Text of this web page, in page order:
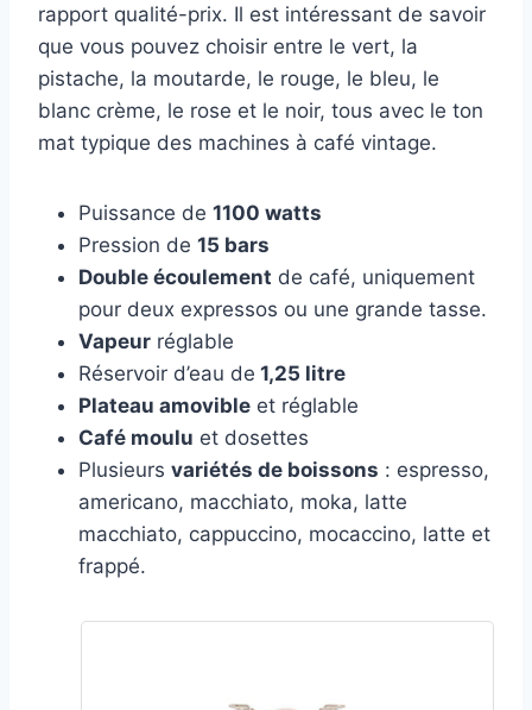
rapport qualité-prix. Il est intéressant de savoir
que vous pouvez choisir entre le vert, la
pistache, la moutarde, le rouge, le bleu, le
blanc crème, le rose et le noir, tous avec le ton
mat typique des machines à café vintage.
Puissance de 1100 watts
Pression de 15 bars
Double écoulement de café, uniquement
pour deux expressos ou une grande tasse.
Vapeur réglable
Réservoir d’eau de 1,25 litre
Plateau amovible et réglable
Café moulu et dosettes
Plusieurs variétés de boissons : espresso,
americano, macchiato, moka, latte
macchiato, cappuccino, mocaccino, latte et
frappé.